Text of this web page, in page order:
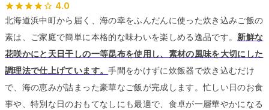
4.0
北海道浜中町から届く、海の幸をふんだんに使った炊き込みご飯の
素は、ご家庭で簡単に本格的な味わいを楽しめる逸品です。 新鮮な
花咲かにと天日干しの一等昆布を使用し、素材の風味を大切にした
調理法で仕上げています。手間をかけずに炊飯器で炊き込むだけ
で、海の恵みが詰まった豪華なご飯が完成します。忙しい日のお食
事や、特別な日のおもてなしにも最適で、食卓が一層華やかになる